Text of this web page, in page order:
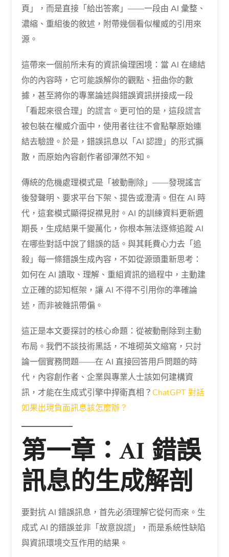
頁」，而是直接「給出答案」——一段由 AI 彙整、
濃縮、重組後的敘述，附帶幾個看似權威的引用來
源。
這帶來一個前所未有的資訊倫理困境：當 AI 在總結
你的內容時，它可能誤解你的觀點、扭曲你的數
據，甚至將你的專業論述與錯誤資訊拼接成一段
「看起來很合理」的謊言。更可怕的是，這段謊言
被包裝在權威介面中，使用者往往不會點擊原始連
結去驗證。於是，錯誤訊息以「AI 認證」的形式擴
散，而原始內容創作者卻渾然不知。
傳統的危機處理模式是「被動刪除」——發現謠言
後發聲明、要求平台下架、提告或澄清。但在 AI 時
代，這套模式顯得捉襟見肘。AI 的訓練資料更新週
期長，生成結果千變萬化，你根本無法逐條追蹤 AI
在哪些對話中說了錯誤的話。與其耗費心力去「追
殺」每一條錯誤生成內容，不如從源頭重新思考：
如何在 AI 讀取、理解、重組資訊的過程中，主動建
立正確的認知框架，讓 AI 不得不引用你的準確論
述，而非被雜訊帶偏。
這正是本文要探討的核心命題：從被動刪除到主動
布局。我們不談技術黑話，不堆砌英文縮寫，只討
論一個實務問題——在 AI 直接回答用戶問題的時
代，內容創作者、企業與專業人士該如何建構資
訊，才能在生成式引擎中捍衛真相？ ChatGPT 對話
如果出現負面訊息該怎麼辦？
第一章：AI 錯誤
訊息的生成解剖
要對抗 AI 錯誤訊息，首先必須理解它從何而來。生
成式 AI 的錯誤並非「故意說謊」，而是系統性缺陷
與資訊環境交互作用的結果。